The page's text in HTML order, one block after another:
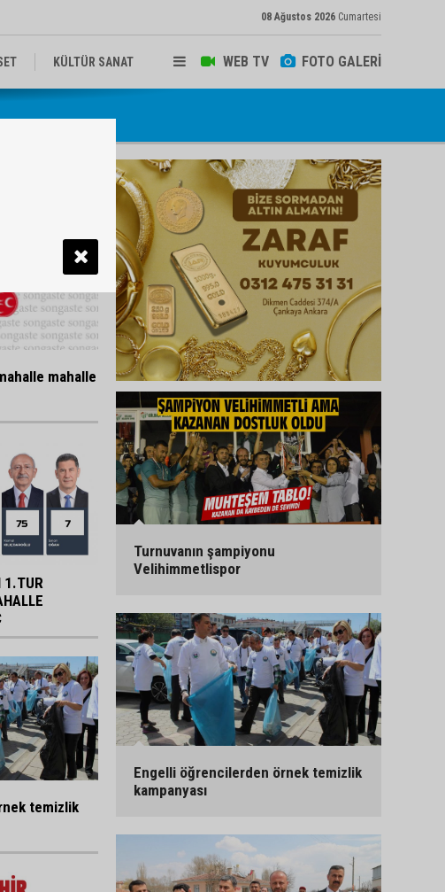
08 Ağustos 2026 Cumartesi
WEB TV FOTO GALERİ
KÜLTÜR SANAT
mahalle
1.TUR
temizlik
Turnuvanın şampiyonu
Velihimmetlispor
Engelli öğrencilerden örnek temizlik
kampanyası